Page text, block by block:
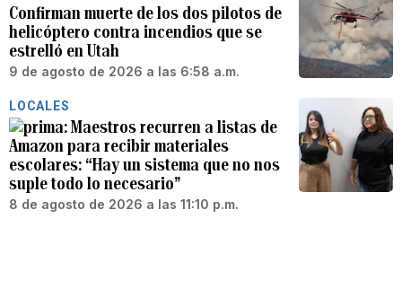
Confirman muerte de los dos pilotos de
helicóptero contra incendios que se
estrelló en Utah
9 de agosto de 2026 a las 6:58 a.m.
LOCALES
Maestros recurren a listas de
Amazon para recibir materiales
escolares: “Hay un sistema que no nos
suple todo lo necesario”
8 de agosto de 2026 a las 11:10 p.m.